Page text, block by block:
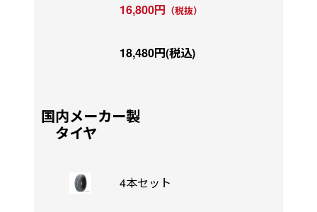
16,800円 （税抜）
18,480円(税込)
国内メーカー製
タイヤ
4本セット